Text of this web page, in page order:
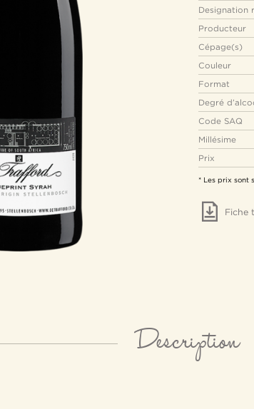
Designation
Producteur
Cépage(s)
Couleur
Format
Degré
Code SAQ
Millésime
Prix
* Les prix sont
Fiche
Description